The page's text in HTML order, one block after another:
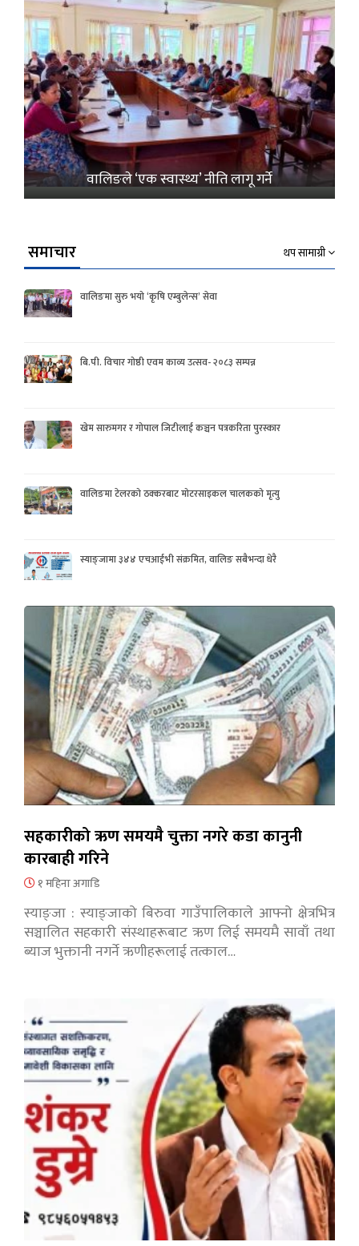
वालिङले ‘एक स्वास्थ्य’ नीति लागू गर्ने
समाचार थप सामाग्री
वालिङमा सुरु भयो ‘कृषि एम्बुलेन्स’ सेवा
बि.पी. विचार गोष्ठी एवम काव्य उत्सव- २०८३ सम्पन्न
खेम सारुमगर र गोपाल जिटीलाई कञ्चन पत्रकरिता पुरस्कार
वालिङमा टेलरको ठक्करबाट मोटरसाइकल चालकको मृत्यु
स्याङ्जामा ३४४ एचआईभी संक्रमित, वालिङ सबैभन्दा धेरै
सहकारीको ऋण समयमै चुक्ता नगरे कडा कानुनी
कारबाही गरिने
१ महिना अगाडि
स्याङ्जा : स्याङ्जाको बिरुवा गाउँपालिकाले आफ्नो क्षेत्रभित्र
सञ्चालित सहकारी संस्थाहरूबाट ऋण लिई समयमै सावाँ तथा
ब्याज भुक्तानी नगर्ने ऋणीहरूलाई तत्काल…